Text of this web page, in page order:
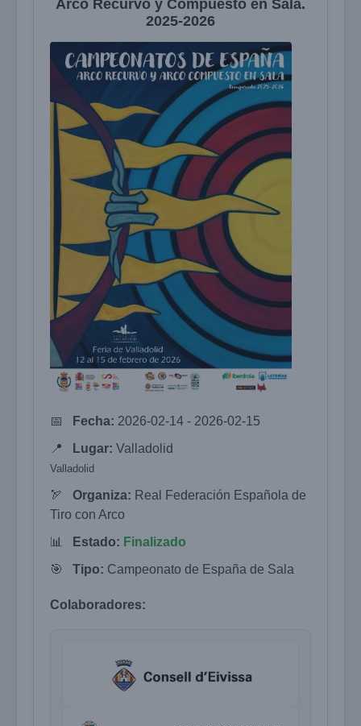
Arco Recurvo y Compuesto en Sala.
2025-2026
📅 Fecha: 2026-02-14 - 2026-02-15
📍
Lugar: Valladolid
Valladolid
🏹 Organiza: Real Federación Española de
Tiro con Arco
📊
Estado: Finalizado
🎯
Tipo: Campeonato de España de Sala
Colaboradores: